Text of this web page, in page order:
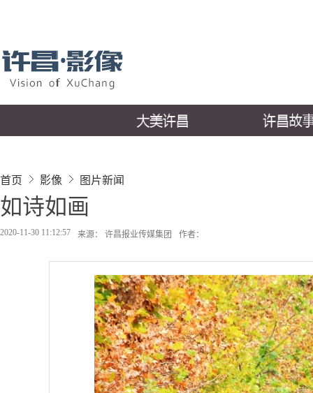
首页 影像 图片新闻
如诗如画
2020-11-30 11:12:57 来源： 许昌报业传媒集团 作者：